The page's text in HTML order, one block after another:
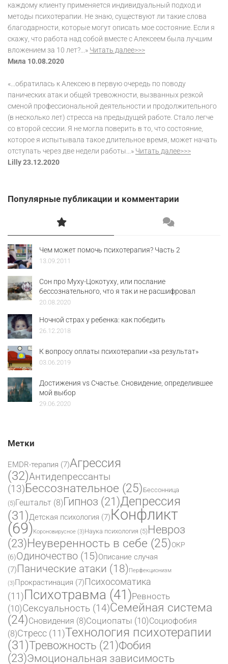
каждому клиенту применяется индивидуальный подход и
методы психотерапии. Не знаю, существуют ли такие слова
благодарности, которые могут описать мое состояние. Если я
скажу, что работа над собой вместе с Алексеем была лучшим
вложением за 10 лет?...» Читать далее>>>
Мила 10.08.2020
«...обратилась к Алексею в первую очередь по поводу
панических атак и общей тревожности, вызванных резкой
сменой профессиональной деятельности и продолжительного
(в несколько лет) стресса на предыдущей работе. Стало легче
со второй сессии. Я не могла поверить в то, что состояние,
которое я испытывала такое длительное время, может начать
отступать через две недели работы...» Читать далее>>>
Lilly 23.12.2020
Популярные публикации и комментарии
Чем может помочь психотерапия? Часть 2
13.09.2011
Сон про Муху-Цокотуху, или послание
бессознательного, что я так и не расшифровал
20.08.2020
Ночной страх у ребенка: как победить
26.12.2018
К вопросу оплаты психотерапии «за результат»
03.06.2019
Достижения vs Счастье. Сновидение, определившее
мой выбор
29.06.2020
Метки
EMDR-терапия (7)Агрессия
(32)Антидепрессанты
(13)Бессознательное (25) Бессонница
(5)Гештальт (8)Гипноз (21)Депрессия
(31)Детская психология (7)Конфликт
(69)Короновирусное (3)Наука психология (5)Невроз
(23)Неуверенность в себе (25)ОКР
(6)Одиночество (15)Описание случая
(7)Панические атаки (18)Перфекционизм
(3)Прокрастинация (7)Психосоматика
(11)Психотравма (41)Ревность
(10)Сексуальность (14)Семейная система
(24)Сновидения (8)Социопаты (10)Социофобия
(8)Стресс (11)Технология психотерапии
(31)Тревожность (21)Фобия
(23)Эмоциональная зависимость